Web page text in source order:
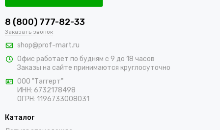
8 (800) 777-82-33
Заказать звонок
shop@prof-mart.ru
Офис работает по будням с 9 до 18 часов
Заказы на сайте принимаются круглосуточно
ООО "Таггерт"
ИНН: 6732178498
ОГРН: 1196733008031
Каталог